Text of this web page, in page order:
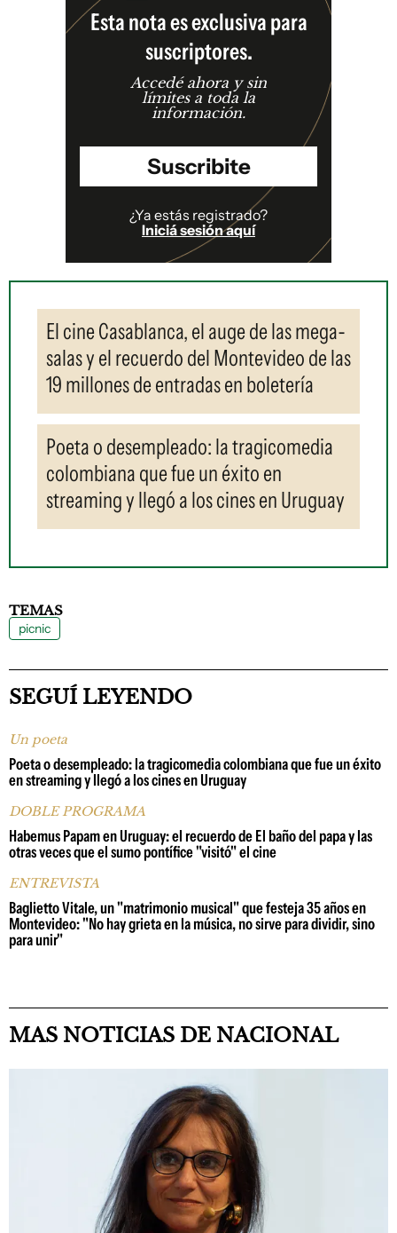
Esta nota es exclusiva para
suscriptores.
Accedé ahora y sin
límites a toda la
información.
Suscribite
¿Ya estás registrado?
Iniciá sesión aquí
El cine Casablanca, el auge de las mega-
salas y el recuerdo del Montevideo de las
19 millones de entradas en boletería
Poeta o desempleado: la tragicomedia
colombiana que fue un éxito en
streaming y llegó a los cines en Uruguay
TEMAS
picnic
SEGUÍ LEYENDO
Un poeta
Poeta o desempleado: la tragicomedia colombiana que fue un éxito
en streaming y llegó a los cines en Uruguay
DOBLE PROGRAMA
Habemus Papam en Uruguay: el recuerdo de El baño del papa y las
otras veces que el sumo pontífice "visitó" el cine
ENTREVISTA
Baglietto Vitale, un "matrimonio musical" que festeja 35 años en
Montevideo: "No hay grieta en la música, no sirve para dividir, sino
para unir"
MAS NOTICIAS DE NACIONAL